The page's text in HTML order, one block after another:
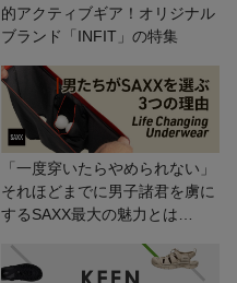
的アクティブギア！オリジナル
ブランド「INFIT」の特集
「一度穿いたらやめられない」
それほどまでに男子諸君を虜に
するSAXX最大の魅力とは…